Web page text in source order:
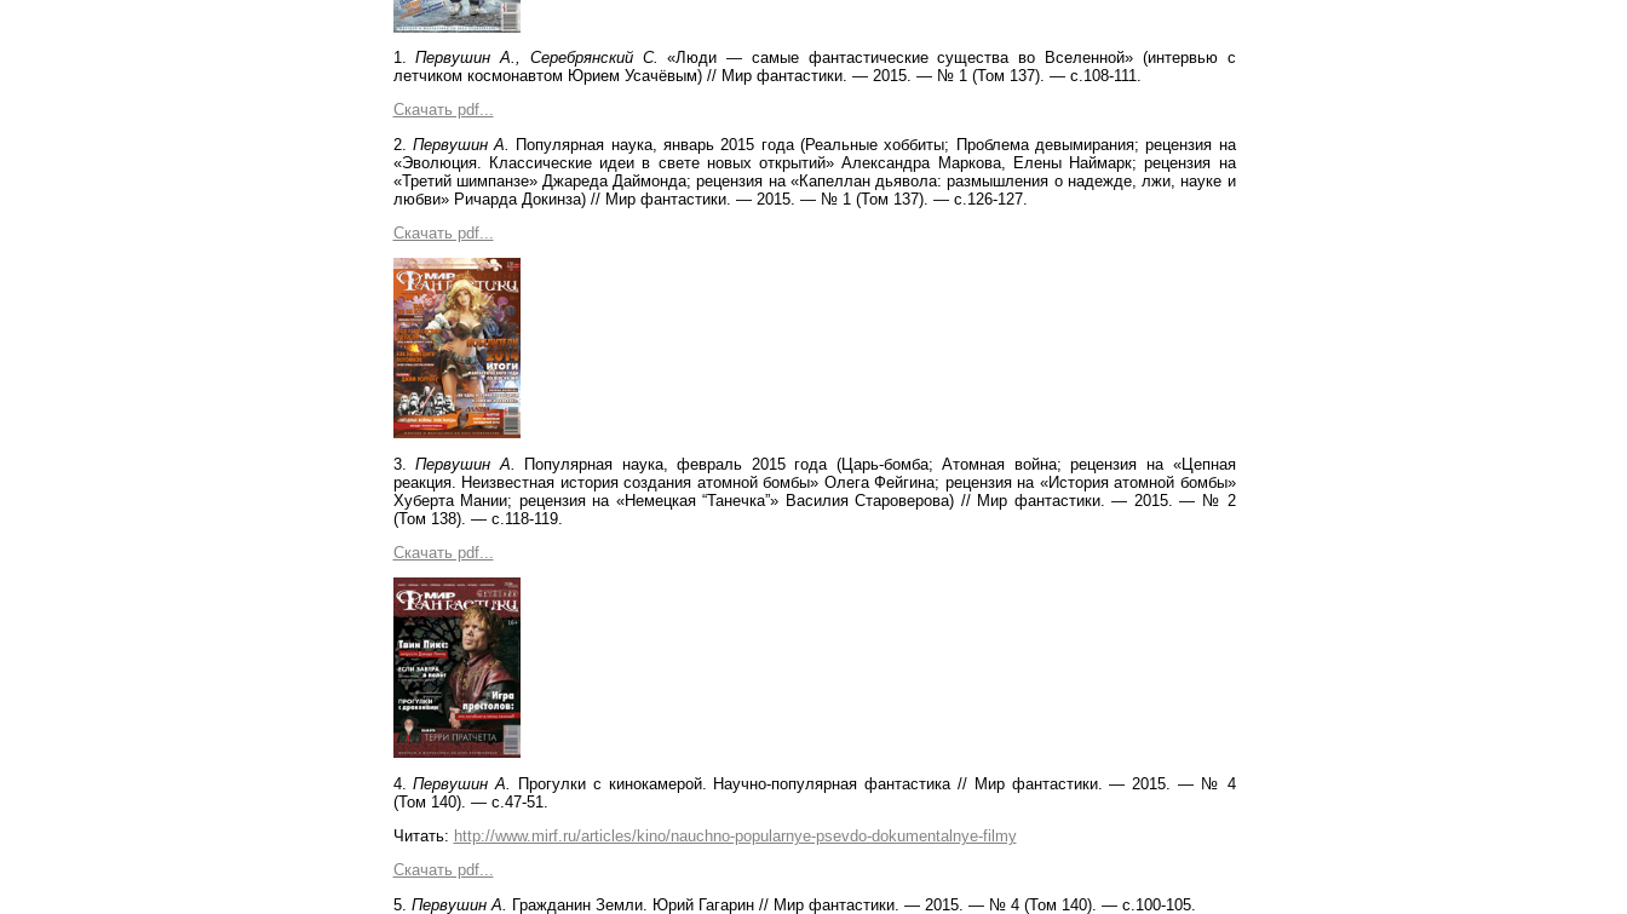
1.Первушин А., Серебрянский С. «Люди — самые фантастические существа во Вселенной» (интервью с
летчиком космонавтом Юрием Усачёвым) // Мир фантастики. — 2015. — № 1 (Том 137). — с.108-111.
Скачать pdf...
2. Первушин А.
Популярная наука, январь 2015 года (Реальные хоббиты; Проблема девымирания; рецензия на
«Эволюция. Классические идеи в свете новых открытий» Александра Маркова, Елены Наймарк; рецензия на
«Третий шимпанзе» Джареда Даймонда; рецензия на «Капеллан дьявола: размышления о надежде, лжи, науке и
любви» Ричарда Докинза) // Мир фантастики. — 2015. — № 1 (Том 137). — с.126-127.
Скачать pdf...
3.Первушин А.
Популярная наука, февраль 2015 года (Царь-бомба; Атомная война; рецензия на «Цепная
реакция. Неизвестная история создания атомной бомбы» Олега Фейгина; рецензия на «История атомной бомбы»
Хуберта Мании; рецензия на «Немецкая “Танечка”» Василия Староверова) // Мир фантастики. — 2015. — № 2
(Том 138). — с.118-119.
Скачать pdf...
4.Первушин А.
Прогулки с кинокамерой. Научно-популярная фантастика // Мир фантастики. — 2015. — № 4
(Том 140). — с.47-51.
Читать: http://www.mirf.ru/articles/kino/nauchno-popularnye-psevdo-dokumentalnye-filmy
Скачать pdf...
5. Первушин А. Гражданин Земли. Юрий Гагарин // Мир фантастики. — 2015. — № 4 (Том 140). — с.100-105.